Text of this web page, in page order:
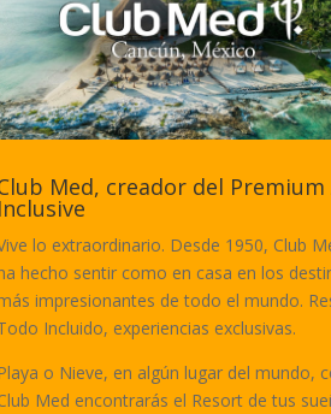
Med, creador del Premium
Inclusive
lo extraordinario. Desde 1950, Club
hecho sentir como en casa en los
impresionantes de todo el mundo.
Incluido, experiencias exclusivas.
o Nieve, en algún lugar del mundo,
Med encontrarás el Resort de tus